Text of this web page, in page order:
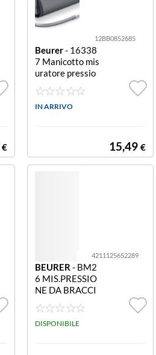
€
12BB0852685
Beurer- 16338
7 Manicotto mis
uratore pressio
ne Xl Grigio e Bl
u Xl
IN ARRIVO
15,49 €
4211125652289
BEURER - BM2
6 MIS.PRESSIO
NE DA BRACCI
O 4X30POSIZ. L
CD BIANCO
DISPONIBILE